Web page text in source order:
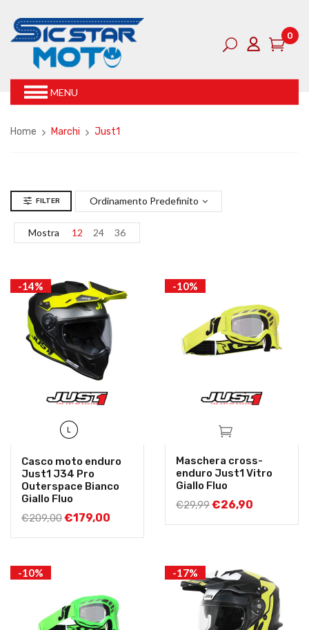
0
MENU
Home Marchi Just1
FILTER Ordinamento Predefinito
Mostra 12 24 36
-14%
L
Casco moto enduro
Just1 J34 Pro
Outerspace Bianco
Giallo Fluo
€209,00€179,00
-10%
Maschera cross-
enduro Just1 Vitro
Giallo Fluo
€29,99€26,90
-10% -17%